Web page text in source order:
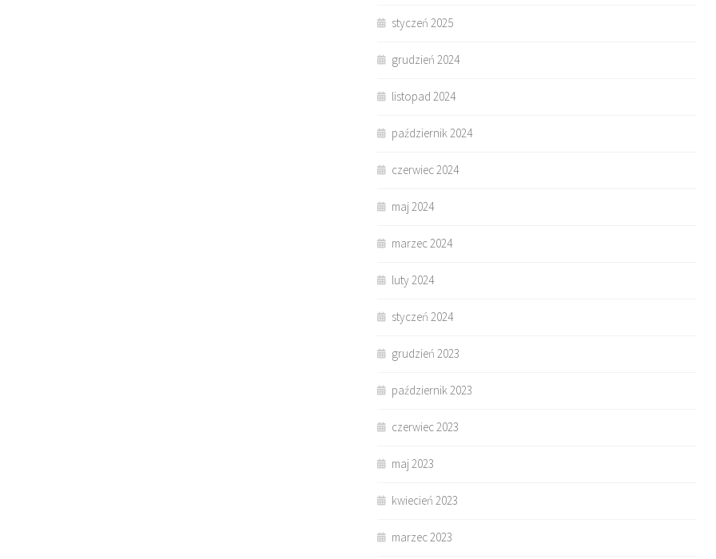
styczeń 2025
grudzień 2024
listopad 2024
październik 2024
czerwiec 2024
maj 2024
marzec 2024
luty 2024
styczeń 2024
grudzień 2023
październik 2023
czerwiec 2023
maj 2023
kwiecień 2023
marzec 2023